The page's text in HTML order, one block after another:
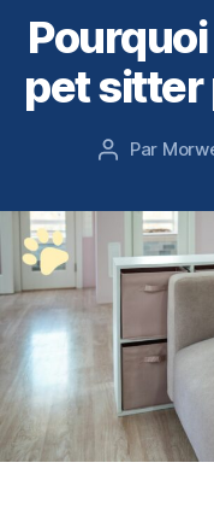
pet sitter
Auteur
Par